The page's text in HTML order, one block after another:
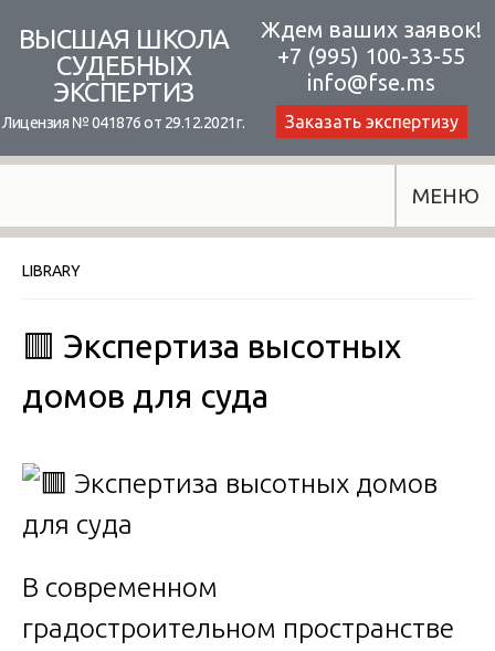
content
ВЫСШАЯ ШКОЛА
СУДЕБНЫХ
ЭКСПЕРТИЗ
Лицензия № 041876 от 29.12.2021г.
Ждем ваших заявок!
+7 (995) 100-33-55
info@fse.ms
Заказать экспертизу
МЕНЮ
LIBRARY
🟥 Экспертиза высотных
домов для суда
В современном
градостроительном пространстве